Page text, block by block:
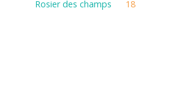
Rosier des champs
18